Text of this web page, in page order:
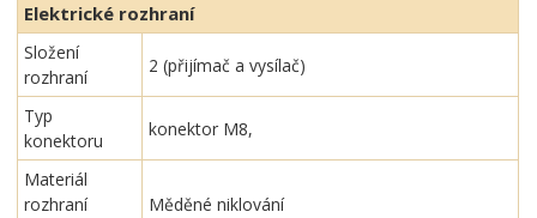
Elektrické rozhraní
Složení
rozhraní
2 (přijímač a vysílač)
Typ
konektoru
konektor M8,
Materiál
rozhraní
Měděné niklování